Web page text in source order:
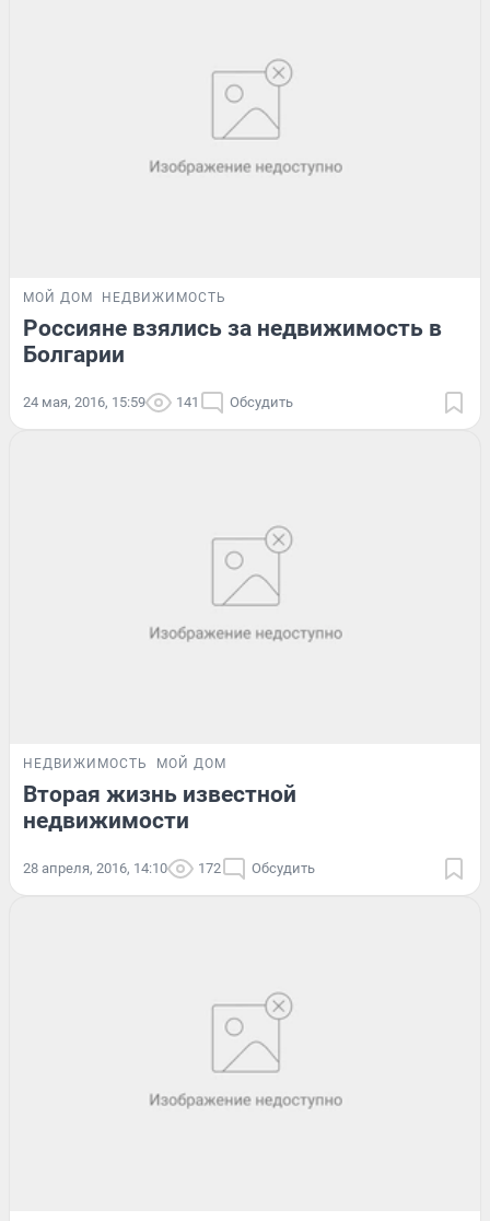
МОЙ ДОМ НЕДВИЖИМОСТЬ
Россияне взялись за недвижимость в
Болгарии
24 мая, 2016, 15:59 141 Обсудить
НЕДВИЖИМОСТЬ МОЙ ДОМ
Вторая жизнь известной
недвижимости
28 апреля, 2016, 14:10 172 Обсудить